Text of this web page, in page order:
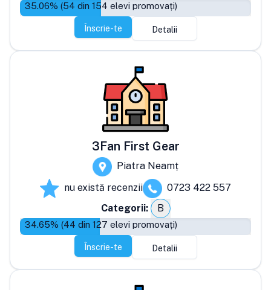
35.06% (54 din 154 elevi promovați)
Înscrie-te Detalii
3Fan First Gear
Piatra Neamț
nu există recenzii
0723 422 557
Categorii:
B
34.65% (44 din 127 elevi promovați)
Înscrie-te Detalii